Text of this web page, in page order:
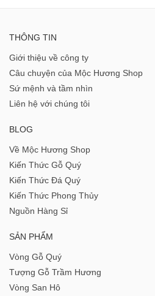
THÔNG TIN
Giới thiệu về công ty
Câu chuyện của Mộc Hương Shop
Sứ mệnh và tầm nhìn
Liên hệ với chúng tôi
BLOG
Về Mộc Hương Shop
Kiến Thức Gỗ Quý
Kiến Thức Đá Quý
Kiến Thức Phong Thủy
Nguồn Hàng Sỉ
SẢN PHẨM
Vòng Gỗ Quý
Tượng Gỗ Trầm Hương
Vòng San Hô